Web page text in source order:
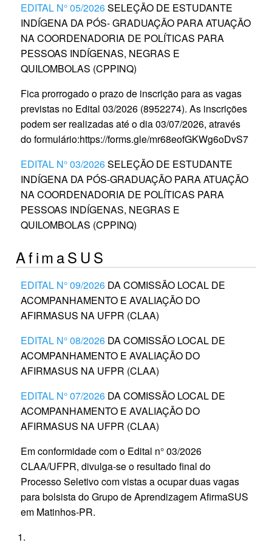
EDITAL N° 05/2026SELEÇÃO DE ESTUDANTE
INDÍGENA DA PÓS- GRADUAÇÃO PARA ATUAÇÃO
NA COORDENADORIA DE POLÍTICAS PARA
PESSOAS INDÍGENAS, NEGRAS E
QUILOMBOLAS (CPPINQ)
Fica prorrogado o prazo de inscrição para as vagas
previstas no Edital 03/2026 (8952274). As inscrições
podem ser realizadas até o dia 03/07/2026, através
do formulário:https://forms.gle/mr68eofGKWg6oDvS7
EDITAL N° 03/2026SELEÇÃO DE ESTUDANTE
INDÍGENA DA PÓS-GRADUAÇÃO PARA ATUAÇÃO
NA COORDENADORIA DE POLÍTICAS PARA
PESSOAS INDÍGENAS, NEGRAS E
QUILOMBOLAS (CPPINQ)
AfimaSUS
EDITAL N° 09/2026 DA COMISSÃO LOCAL DE
ACOMPANHAMENTO E AVALIAÇÃO DO
AFIRMASUS NA UFPR (CLAA)
EDITAL N° 08/2026 DA COMISSÃO LOCAL DE
ACOMPANHAMENTO E AVALIAÇÃO DO
AFIRMASUS NA UFPR (CLAA)
EDITAL N° 07/2026 DA COMISSÃO LOCAL DE
ACOMPANHAMENTO E AVALIAÇÃO DO
AFIRMASUS NA UFPR (CLAA)
Em conformidade com o Edital n° 03/2026
CLAA/UFPR, divulga-se o resultado final do
Processo Seletivo com vistas a ocupar duas vagas
para bolsista do Grupo de Aprendizagem AfirmaSUS
em Matinhos-PR.